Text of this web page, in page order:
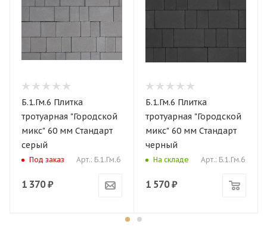
Б.1.Гм.6 Плитка
тротуарная "Городской
микс" 60 мм Стандарт
серый
Под заказ Арт.: Б.1.Гм.6
1 370₽
Б.1.Гм.6 Плитка
тротуарная "Городской
микс" 60 мм Стандарт
черный
На складе Арт.: Б.1.Гм.6
1 570₽